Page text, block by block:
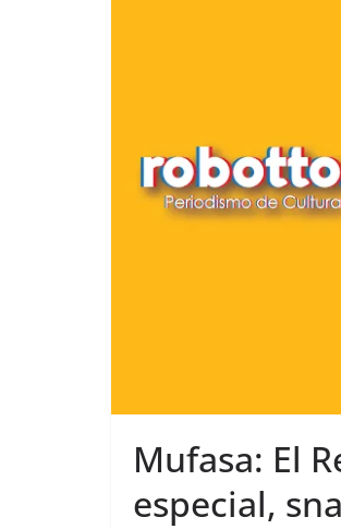
Mufasa: El
especial,